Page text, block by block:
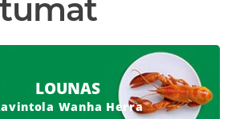
LOUNAS
Wanha Herra